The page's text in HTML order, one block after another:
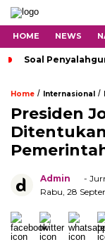
HOME NEWS
Soal
Home / Internasional /
Presiden
Admin
-
Rabu, 28